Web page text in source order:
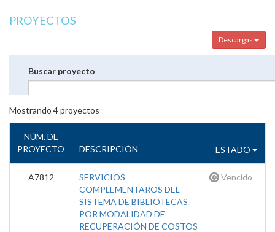
PROYECTOS
Descargas
Buscar proyecto
Mostrando 4proyectos
NÚM. DE
PROYECTO
DESCRIPCIÓN ESTADO
A7812
SERVICIOS
COMPLEMENTAROS DEL
SISTEMA DE BIBLIOTECAS
POR MODALIDAD DE
RECUPERACIÓN DE COSTOS
Vencido